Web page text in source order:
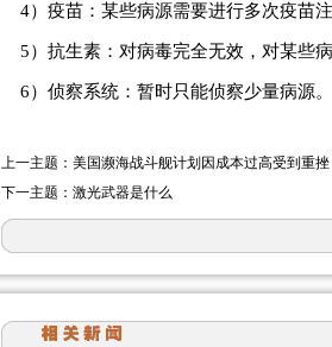
4）疫苗：某些病源需要进行多次疫苗
5）抗生素：对病毒完全无效，对某些
6）侦察系统：暂时只能侦察少量病源
上一主题：美国濒海战斗舰计划因成本过高受到重挫
下一主题：激光武器是什么